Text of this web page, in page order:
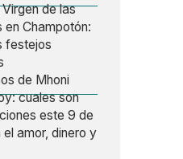
de las
en Champotón:
festejos
de Mhoni
cuales son
este 9 de
amor, dinero y